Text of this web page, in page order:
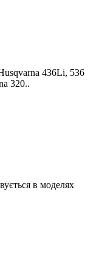
436Li, 536
320..
в моделях